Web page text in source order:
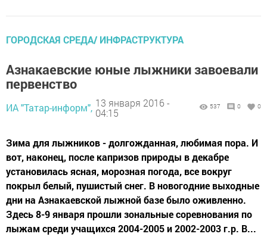
ГОРОДСКАЯ СРЕДА/ ИНФРАСТРУКТУРА
Азнакаевские юные лыжники завоевали
первенство
ИА "Татар-информ", 13 января 2016 -
04:15
537 0 0
Зима для лыжников - долгожданная, любимая пора. И
вот, наконец, после капризов природы в декабре
установилась ясная, морозная погода, все вокруг
покрыл белый, пушистый снег. В новогодние выходные
дни на Азнакаевской лыжной базе было оживленно.
Здесь 8-9 января прошли зональные соревнования по
лыжам среди учащихся 2004-2005 и 2002-2003 г.р. В...